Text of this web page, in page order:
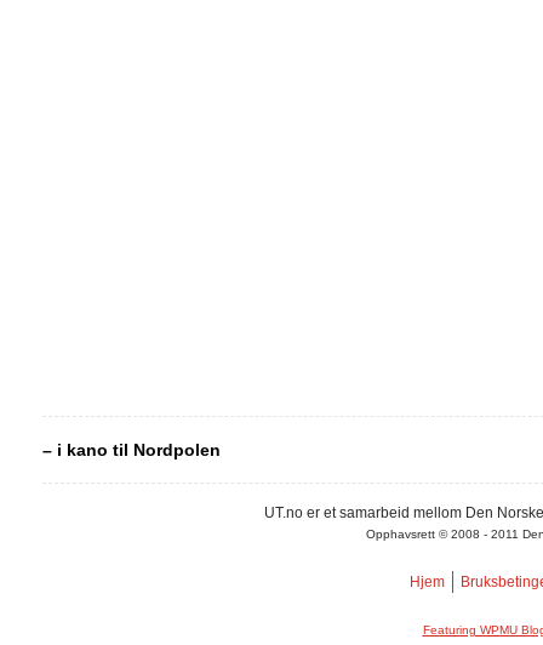
– i kano til Nordpolen
UT.no er et samarbeid mellom Den
Opphavsrett © 2008 - 2011
Hjem
Featuring WPMU